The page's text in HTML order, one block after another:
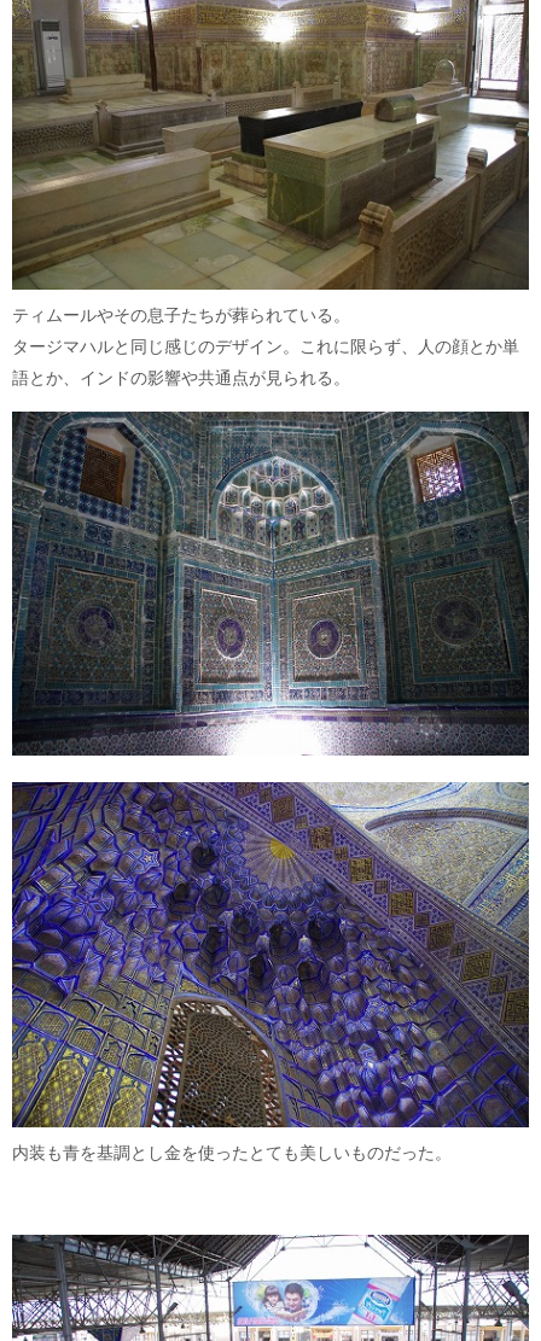
ティムールやその息子たちが葬られている。
タージマハルと同じ感じのデザイン。これに限らず、人の顔とか単
語とか、インドの影響や共通点が見られる。
内装も青を基調とし金を使ったとても美しいものだった。